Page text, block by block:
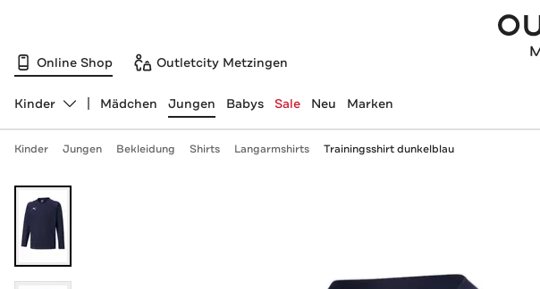
Online Shop Outletcity Metzingen
Abteilung ändern, ausgewählt:
Kinder Mädchen Jungen Babys Sale Neu Marken
Kinder Jungen Bekleidung Shirts Langarmshirts Trainingsshirt dunkelblau